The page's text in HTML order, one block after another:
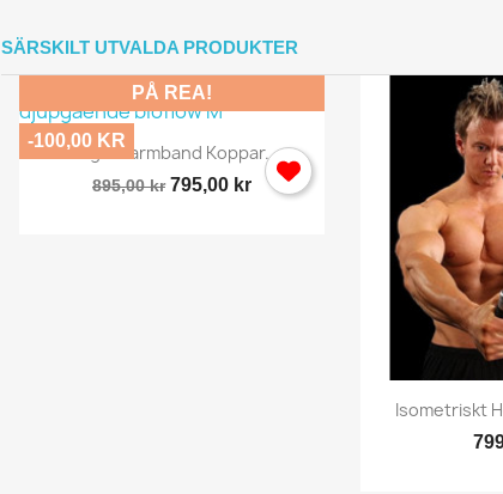
SÄRSKILT UTVALDA PRODUKTER
Snabbvy
Magnetarmband Koppar...
895,00 kr 795,00 kr
PÅ REA!
-100,00 KR

Isometriskt